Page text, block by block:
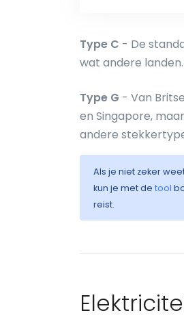
Type C - De
wat andere
Type G - Van
en Singapore,
andere
Als je niet zeker
kun je met de tool
reist.